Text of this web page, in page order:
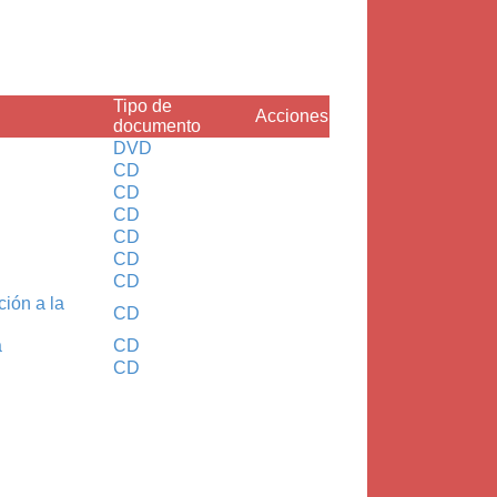
Tipo de
documento
Acciones
DVD
CD
CD
CD
CD
CD
CD
a la
CD
CD
CD